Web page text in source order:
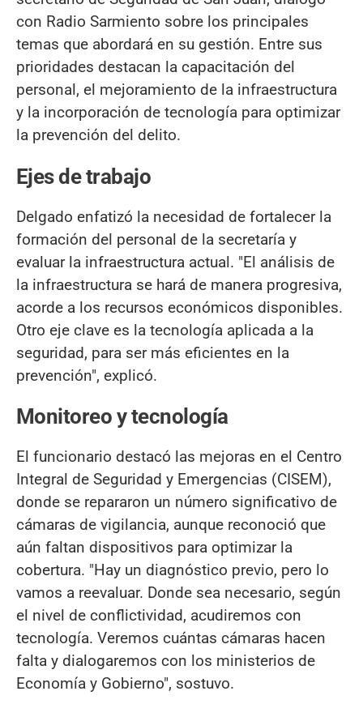
con Radio Sarmiento sobre los principales
temas que abordará en su gestión. Entre sus
prioridades destacan la capacitación del
personal, el mejoramiento de la infraestructura
y la incorporación de tecnología para optimizar
la prevención del delito.
Ejes de trabajo
Delgado enfatizó la necesidad de fortalecer la
formación del personal de la secretaría y
evaluar la infraestructura actual. "El análisis de
la infraestructura se hará de manera progresiva,
acorde a los recursos económicos disponibles.
Otro eje clave es la tecnología aplicada a la
seguridad, para ser más eficientes en la
prevención", explicó.
Monitoreo y tecnología
El funcionario destacó las mejoras en el Centro
Integral de Seguridad y Emergencias (CISEM),
donde se repararon un número significativo de
cámaras de vigilancia, aunque reconoció que
aún faltan dispositivos para optimizar la
cobertura. "Hay un diagnóstico previo, pero lo
vamos a reevaluar. Donde sea necesario, según
el nivel de conflictividad, acudiremos con
tecnología. Veremos cuántas cámaras hacen
falta y dialogaremos con los ministerios de
Economía y Gobierno", sostuvo.